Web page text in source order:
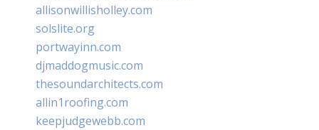
allisonwillisholley.com
solslite.org
portwayinn.com
djmaddogmusic.com
thesoundarchitects.com
allin1roofing.com
keepjudgewebb.com